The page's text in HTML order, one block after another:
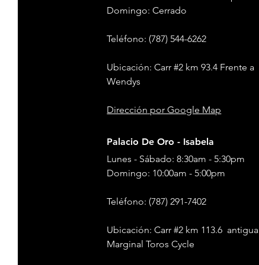
​​Domingo: Cerrado
Teléfono: (787) 544-6262
Ubicación: Carr #2 km 93.4 Frente a
Wendys
Dirección por Google Map
Palacio De Oro - Isabela
Lunes - Sábado: 8:30am - 5:30pm
​​Domingo: 10:00am - 5:00pm
Teléfono: (787) 291-7402
Ubicación: Carr #2 km 113.6 antigua
Marginal Toros Cycle